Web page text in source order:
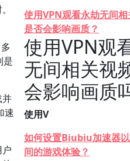
是
并
速
使用VPN观看永劫无间
是否会影响画质？
使用VPN观
无间相关视
会影响画质
使用V
如何设置Biubiu加速器
间的游戏体验？